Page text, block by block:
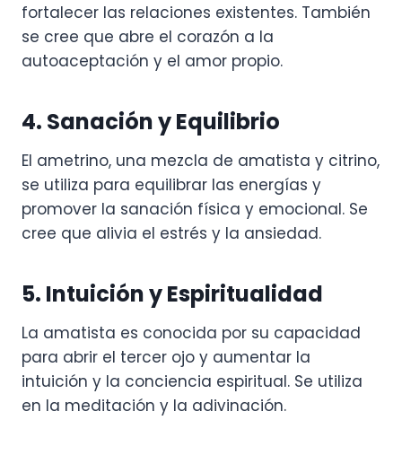
fortalecer las relaciones existentes. También
se cree que abre el corazón a la
autoaceptación y el amor propio.
4. Sanación y Equilibrio
El ametrino, una mezcla de amatista y citrino,
se utiliza para equilibrar las energías y
promover la sanación física y emocional. Se
cree que alivia el estrés y la ansiedad.
5. Intuición y Espiritualidad
La amatista es conocida por su capacidad
para abrir el tercer ojo y aumentar la
intuición y la conciencia espiritual. Se utiliza
en la meditación y la adivinación.